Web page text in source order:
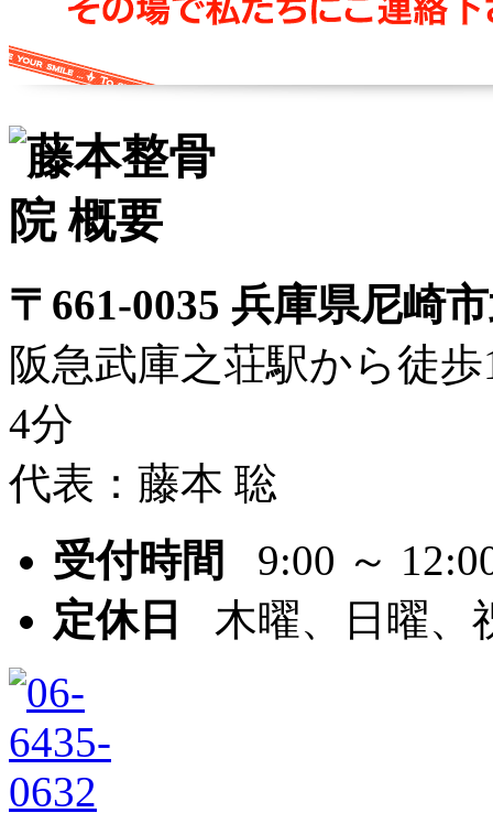
〒661-0035 兵庫県尼崎
阪急武庫之荘駅から徒
4分
代表：藤本 聡
受付時間
9:00 ～
定休日
木曜、日曜、